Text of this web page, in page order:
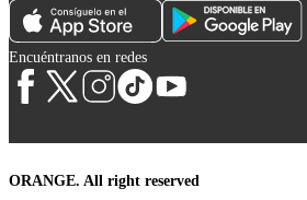
Encuéntranos en redes
ORANGE. All right reserved